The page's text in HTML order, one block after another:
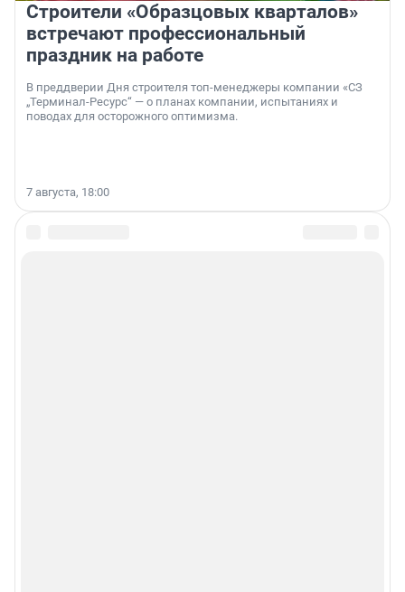
Строители «Образцовых кварталов»
встречают профессиональный
праздник на работе
В преддверии Дня строителя топ-менеджеры компании «СЗ
„Терминал-Ресурс“ — о планах компании, испытаниях и
поводах для осторожного оптимизма.
7 августа, 18:00